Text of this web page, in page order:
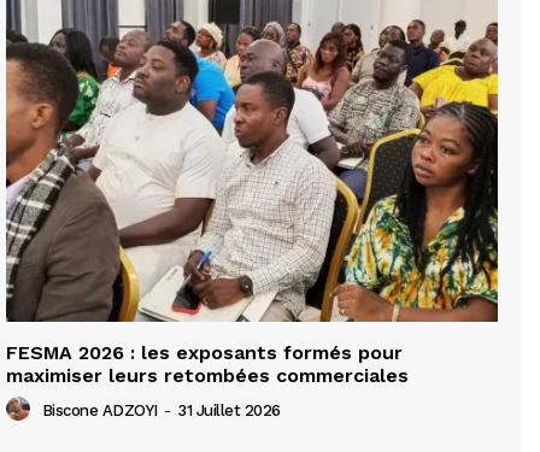
FESMA 2026 : les exposants formés pour
maximiser leurs retombées commerciales
Biscone ADZOYI - 31 Juillet 2026